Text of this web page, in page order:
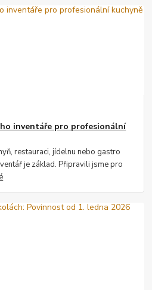
inventáře pro profesionální
restauraci, jídelnu nebo gastro
je základ. Připravili jsme pro